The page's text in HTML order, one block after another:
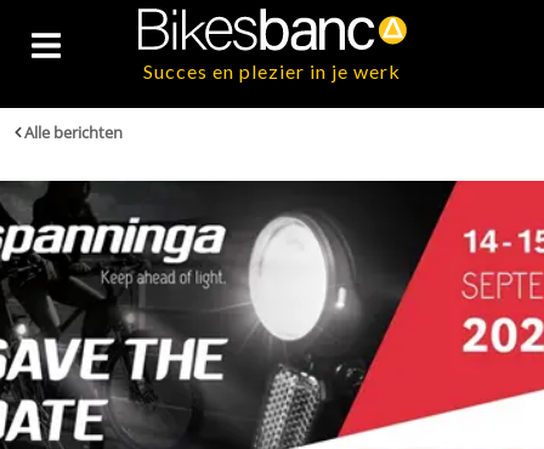
Succes en plezier in je werk
Alle berichten